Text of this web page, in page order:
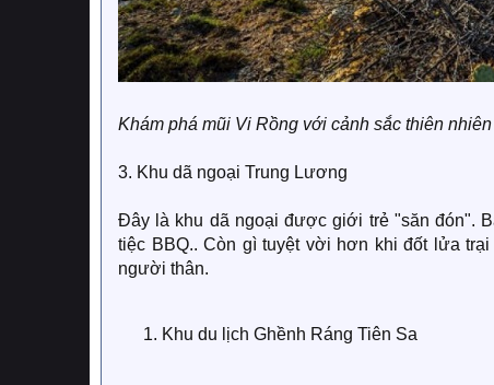
Khám phá mũi Vi Rồng với cảnh sắc thiên nhiên
3. Khu dã ngoại Trung Lương
Đây là khu dã ngoại được giới trẻ "săn đón".
tiệc BBQ.. Còn gì tuyệt vời hơn khi đốt lửa
người thân.
Khu du lịch Ghềnh Ráng Tiên Sa